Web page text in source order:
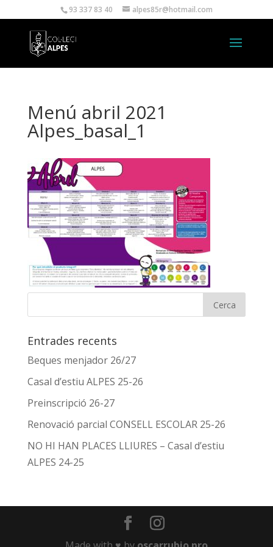
93 337 83 40 alpes85r@hotmail.com
Menú abril 2021
Alpes_basal_1
Entrades recents
Beques menjador 26/27
Casal d’estiu ALPES 25-26
Preinscripció 26-27
Renovació parcial CONSELL ESCOLAR 25-26
NO HI HAN PLACES LLIURES – Casal d’estiu
ALPES 24-25